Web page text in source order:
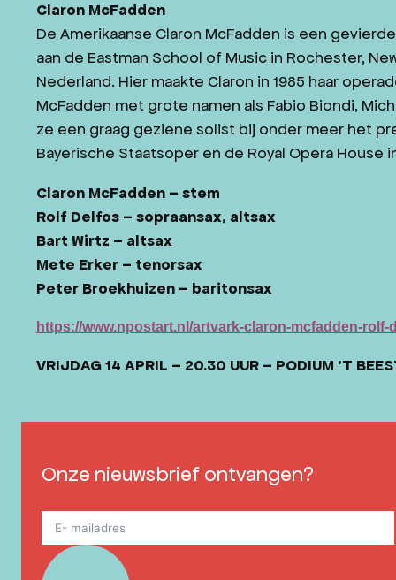
Claron McFadden
De Amerikaanse Claron McFadden is een
aan de Eastman School of Music in Rochester,
Nederland. Hier maakte Claron in 1985 haar
McFadden met grote namen als Fabio Biondi,
ze een graag geziene solist bij onder meer het
Bayerische Staatsoper en de Royal Opera House
Claron McFadden – stem
Rolf Delfos – sopraansax, altsax
Bart Wirtz – altsax
Mete Erker – tenorsax
Peter Broekhuizen – baritonsax
https://www.npostart.nl/artvark-claron-mcfadden-rolf-
VRIJDAG 14 APRIL – 20.30 UUR – PODIUM ’T
Onze nieuwsbrief ontvangen?